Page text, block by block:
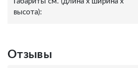
высота):
Отзывы